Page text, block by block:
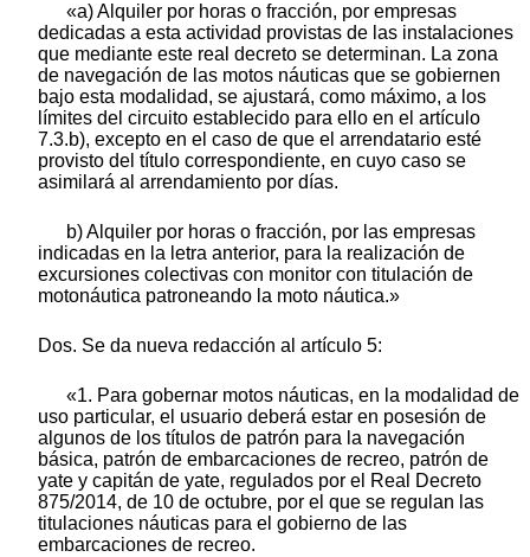
«a) Alquiler por horas o fracción, por empresas
dedicadas a esta actividad provistas de las instalaciones
que mediante este real decreto se determinan. La zona
de navegación de las motos náuticas que se gobiernen
bajo esta modalidad, se ajustará, como máximo, a los
límites del circuito establecido para ello en el artículo
7.3.b), excepto en el caso de que el arrendatario esté
provisto del título correspondiente, en cuyo caso se
asimilará al arrendamiento por días.
b) Alquiler por horas o fracción, por las empresas
indicadas en la letra anterior, para la realización de
excursiones colectivas con monitor con titulación de
motonáutica patroneando la moto náutica.»
Dos. Se da nueva redacción al artículo 5:
«1. Para gobernar motos náuticas, en la modalidad de
uso particular, el usuario deberá estar en posesión de
algunos de los títulos de patrón para la navegación
básica, patrón de embarcaciones de recreo, patrón de
yate y capitán de yate, regulados por el Real Decreto
875/2014, de 10 de octubre, por el que se regulan las
titulaciones náuticas para el gobierno de las
embarcaciones de recreo.